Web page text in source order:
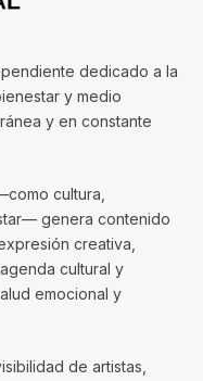
dedicado a la
y medio
y en constante
cultura,
genera contenido
creativa,
cultural y
emocional y
de artistas,